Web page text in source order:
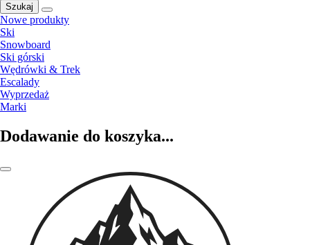
Szukaj
Nowe produkty
Ski
Snowboard
Ski górski
Wędrówki & Trek
Escalady
Wyprzedaż
Marki
Dodawanie do koszyka...